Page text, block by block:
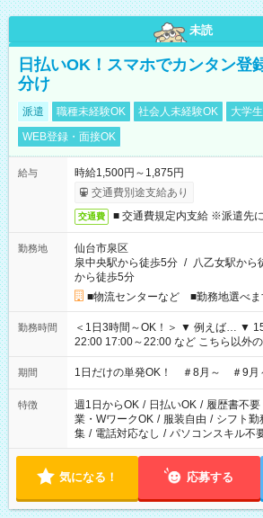
未読
日払いOK！スマホでカンタン登
分け
派遣 職種未経験OK 社会人未経験OK 大学
WEB登録・面接OK
給与
時給1,500円～1,875円
交通費別途支給あり
交通費 ■ 交通費規定内支給 ※派遣先
勤務地
仙台市泉区
泉中央駅から徒歩5分 / 八乙女駅から
から徒歩5分
■物流センターなど ■勤務地選べま
勤務時間
＜1日3時間～OK！＞ ▼ 例えば… ▼ 15:00～18:00 15:00～
22:00 17:00～22:00 など こちら以外の時間もお気軽にご相談く
ださい！
期間 1日だけの単発OK！ ＃8月～ ＃9月
特徴 週1日からOK / 日払いOK / 履歴書不要
業・WワークOK / 服装自由 / シフト勤
集 / 電話対応なし / パソコンスキル不
気になる！ 応募する